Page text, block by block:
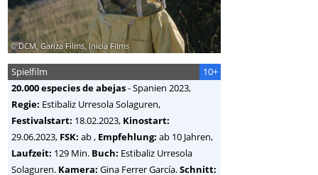
© DCM, Gariza Films, Inicia Films
10+
Spielfilm
20.000 especies de abejas-Spanien 2023,
Regie: Estibaliz Urresola Solaguren,
Festivalstart: 18.02.2023, Kinostart:
29.06.2023, FSK: ab , Empfehlung: ab 10 Jahren,
Laufzeit: 129 Min. Buch: Estibaliz Urresola
Solaguren. Kamera: Gina Ferrer García.Schnitt: